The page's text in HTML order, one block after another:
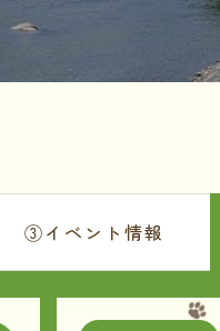
③イベント情報